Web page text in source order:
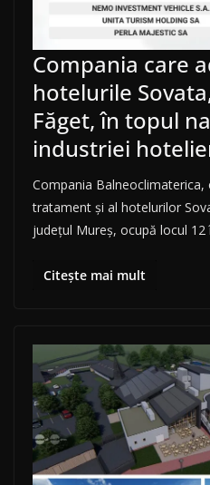
Compania care
hotelurile
Făget, în topul
industriei
Compania
tratament și al hotelurilor
județul Mureș, ocupă locul 12
Citește mai mult